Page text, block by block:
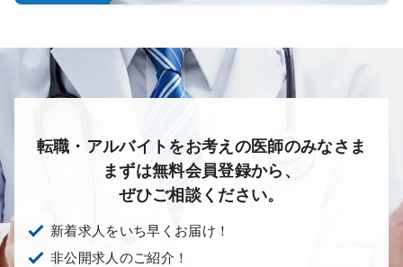
転職・アルバイトをお考えの医師のみなさま
まずは無料会員登録から、
ぜひご相談ください。
新着求人をいち早くお届け！
非公開求人のご紹介！